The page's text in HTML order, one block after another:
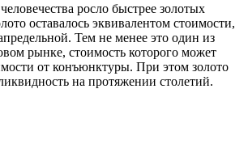
росло быстрее золотых
оставалось эквивалентом стоимости,
Тем не менее это один из
рынке, стоимость которого может
от конъюнктуры. При этом золото
на протяжении столетий.